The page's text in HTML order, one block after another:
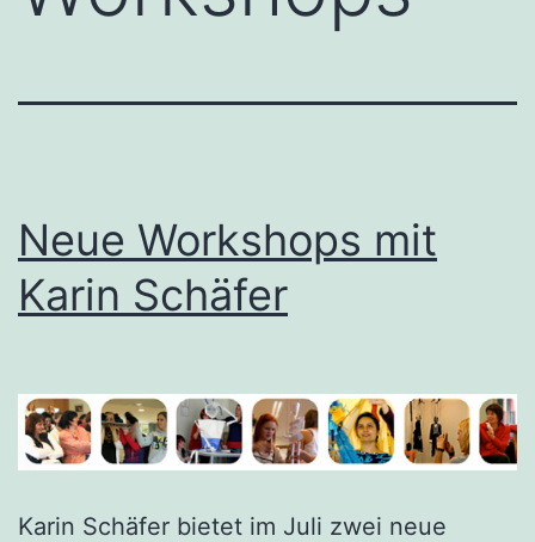
Neue Workshops mit
Karin Schäfer
Karin Schäfer bietet im Juli zwei neue